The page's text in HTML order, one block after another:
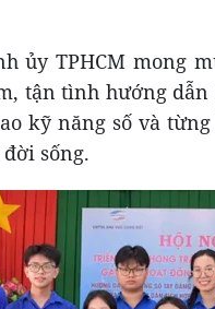
ủy TPHCM mong
tận tình hướng
kỹ năng số và
sống.